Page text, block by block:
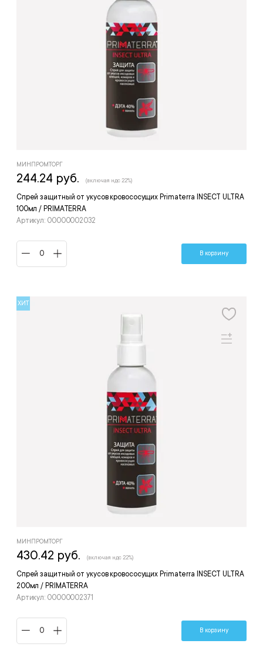
Спрей защитный от укусов кровососущих Primaterra INSECT ULTRA
100мл / PRIMATERRA
Артикул: 00000002032
МИНПРОМТОРГ
244.24 руб. (включая ндс 22%)
В корзину
ХИТ
Спрей защитный от укусов кровососущих Primaterra INSECT ULTRA
200мл / PRIMATERRA
Артикул: 00000002371
МИНПРОМТОРГ
430.42 руб. (включая ндс 22%)
В корзину